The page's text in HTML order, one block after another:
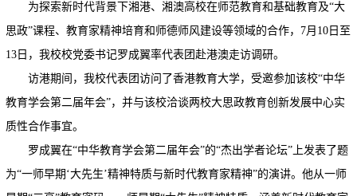
为探索新时代背景下湘港、湘澳高校在师范教育和基础教育及“大
思政”课程、教育家精神培育和师德师风建设等领域的合作，7月10日至
13日，我校校党委书记罗成翼率代表团赴港澳走访调研。
访港期间，我校代表团访问了香港教育大学，受邀参加该校“中华
教育学会第二届年会”，并与该校洽谈两校大思政教育创新发展中心实
质性合作事宜。
罗成翼在“中华教育学会第二届年会”的“杰出学者论坛”上发表了题
为“一师早期‘大先生’精神特质与新时代教育家精神”的演讲。他从一师